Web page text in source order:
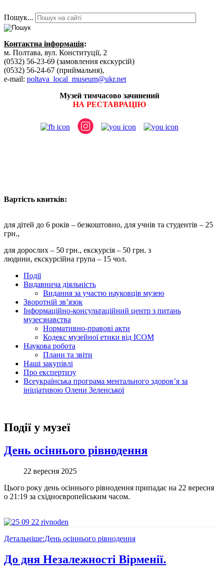
Пошук...
Контактна інформація:
м. Полтава, вул. Конституції, 2
(0532) 56-23-69 (замовлення екскурсій)
(0532) 56-24-67 (приймальня),
e-mail: poltava_local_museum@ukr.net
Музей тимчасово зачинений
НА РЕСТАВРАЦІЮ
Вартість квитків:
для дітей до 6 років – безкоштовно, для учнів та студентів – 25
грн.,
для дорослих – 50 грн., екскурсія – 50 грн. з
людини, екскурсійна група – 15 чол.
Події
Видавнича діяльність
Видання за участю науковців музею
Зворотній зв’язок
Інформаційно-консультаційний центр з питань
музеєзнавства
Нормативно-правові акти
Кодекс музейної етики від ІСОМ
Наукова робота
Плани та звіти
Наші закупівлі
Про експертизу
Всеукраїнська програма ментального здоров’я за
ініціативою Олени Зеленської
Події у музеї
День осіннього рівнодення
22 вересня 2025
Цього року день осіннього рівнодення припадає на 22 вересня
о 21:19 за східноєвропейським часом.
Детальніше:День осіннього рівнодення
До дня Незалежності Вірменії.